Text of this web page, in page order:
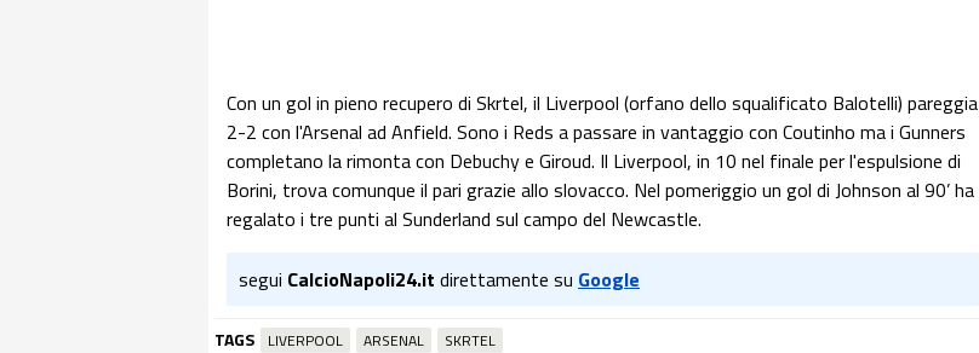
Con un gol in pieno recupero di Skrtel, il Liverpool (orfano dello squalificato Balotelli) pareggia
2-2 con l'Arsenal ad Anfield. Sono i Reds a passare in vantaggio con Coutinho ma i Gunners
completano la rimonta con Debuchy e Giroud. Il Liverpool, in 10 nel finale per l'espulsione di
Borini, trova comunque il pari grazie allo slovacco. Nel pomeriggio un gol di Johnson al 90’ ha
regalato i tre punti al Sunderland sul campo del Newcastle.
segui CalcioNapoli24.it direttamente su Google
TAGS LIVERPOOL ARSENAL SKRTEL